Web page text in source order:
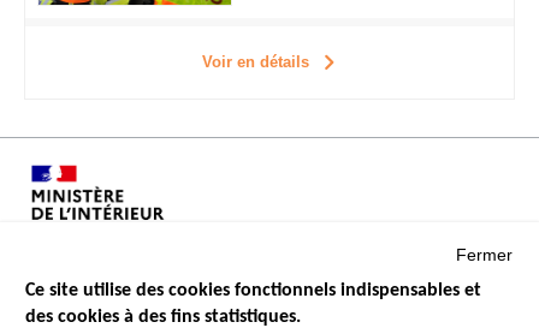
Voir en détails
Fermer
Ce site utilise des cookies fonctionnels indispensables et
des cookies à des fins statistiques.